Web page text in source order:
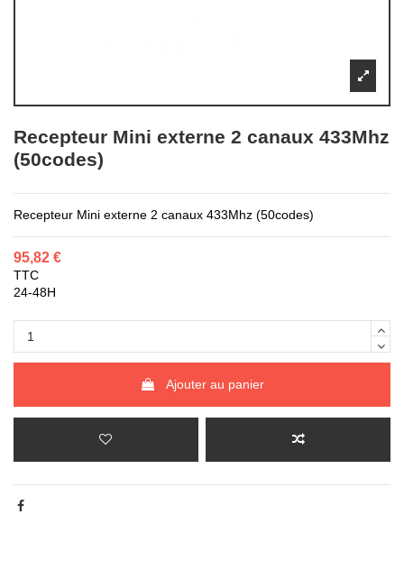
Recepteur Mini externe 2 canaux 433Mhz
(50codes)
Recepteur Mini externe 2 canaux 433Mhz (50codes)
95,82 €
TTC
24-48H
Ajouter au panier